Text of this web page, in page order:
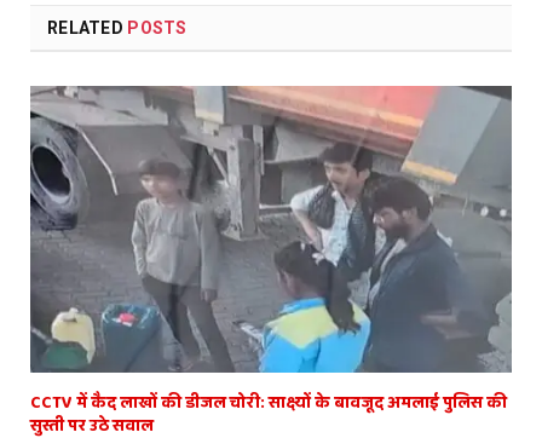
RELATED POSTS
CCTV में कैद लाखों की डीजल चोरी: साक्ष्यों के बावजूद अमलाई पुलिस की
सुस्ती पर उठे सवाल